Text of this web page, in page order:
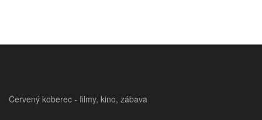
Červený koberec - filmy, kino, zábava